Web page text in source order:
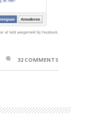
32 COMMENTS